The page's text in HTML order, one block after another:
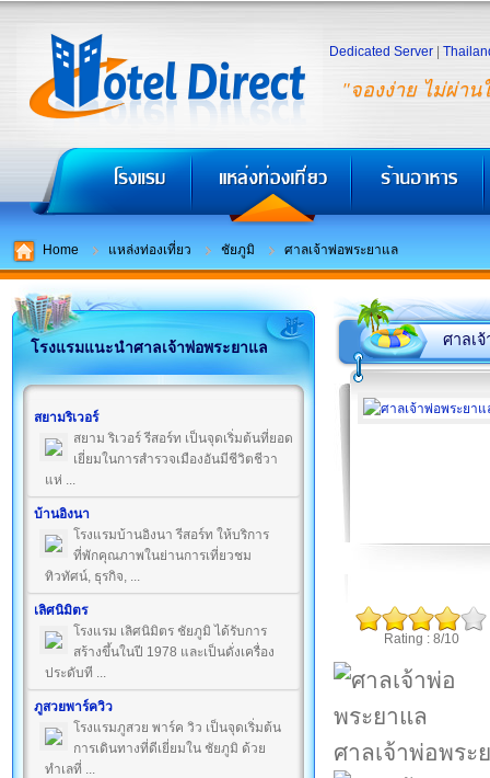
"จองง่าย ไม่ผ่าน
Dedicated Server
Home แหล่งท่องเที่ยว ชัยภูมิ ศาลเจ้าพ่อพระยาแล
โรงแรมแนะนำศาลเจ้าพ่อพระยาแล
สยามริเวอร์
สยาม ริเวอร์ รีสอร์ท เป็นจุดเริ่มต้นที่ยอด
เยี่ยมในการสำรวจเมืองอันมีชีวิตชีวา
แห่ ...
บ้านอิงนา
โรงแรมบ้านอิงนา รีสอร์ท ให้บริการ
ที่พักคุณภาพในย่านการเที่ยวชม
ทิวทัศน์, ธุรกิจ, ...
เลิศนิมิตร
โรงแรม เลิศนิมิตร ชัยภูมิ ได้รับการ
สร้างขึ้นในปี 1978 และเป็นดั่งเครื่อง
ประดับที ...
ภูสวยพาร์ควิว
โรงแรมภูสวย พาร์ค วิว เป็นจุดเริ่มต้น
การเดินทางที่ดีเยี่ยมใน ชัยภูมิ ด้วย
ทำเลที่ ...
ศาลเ
Rating : 8/10
ศาลเจ้าพ่อพระ